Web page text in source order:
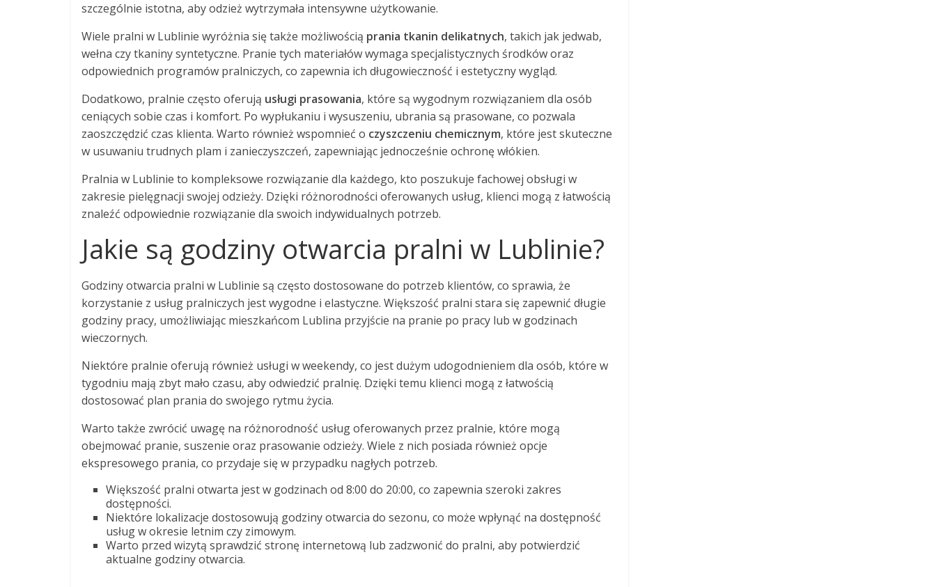
szczególnie istotna, aby odzież wytrzymała intensywne użytkowanie.
Wiele pralni w Lublinie wyróżnia się także możliwością prania tkanin delikatnych, takich jak jedwab,
wełna czy tkaniny syntetyczne. Pranie tych materiałów wymaga specjalistycznych środków oraz
odpowiednich programów pralniczych, co zapewnia ich długowieczność i estetyczny wygląd.
Dodatkowo, pralnie często oferują usługi prasowania, które są wygodnym rozwiązaniem dla osób
ceniących sobie czas i komfort. Po wypłukaniu i wysuszeniu, ubrania są prasowane, co pozwala
zaoszczędzić czas klienta. Warto również wspomnieć o czyszczeniu chemicznym, które jest skuteczne
w usuwaniu trudnych plam i zanieczyszczeń, zapewniając jednocześnie ochronę włókien.
Pralnia w Lublinie to kompleksowe rozwiązanie dla każdego, kto poszukuje fachowej obsługi w
zakresie pielęgnacji swojej odzieży. Dzięki różnorodności oferowanych usług, klienci mogą z łatwością
znaleźć odpowiednie rozwiązanie dla swoich indywidualnych potrzeb.
Jakie są godziny otwarcia pralni w Lublinie?
Godziny otwarcia pralni w Lublinie są często dostosowane do potrzeb klientów, co sprawia, że
korzystanie z usług pralniczych jest wygodne i elastyczne. Większość pralni stara się zapewnić długie
godziny pracy, umożliwiając mieszkańcom Lublina przyjście na pranie po pracy lub w godzinach
wieczornych.
Niektóre pralnie oferują również usługi w weekendy, co jest dużym udogodnieniem dla osób, które w
tygodniu mają zbyt mało czasu, aby odwiedzić pralnię. Dzięki temu klienci mogą z łatwością
dostosować plan prania do swojego rytmu życia.
Warto także zwrócić uwagę na różnorodność usług oferowanych przez pralnie, które mogą
obejmować pranie, suszenie oraz prasowanie odzieży. Wiele z nich posiada również opcje
ekspresowego prania, co przydaje się w przypadku nagłych potrzeb.
Większość pralni otwarta jest w godzinach od 8:00 do 20:00, co zapewnia szeroki zakres
dostępności.
Niektóre lokalizacje dostosowują godziny otwarcia do sezonu, co może wpłynąć na dostępność
usług w okresie letnim czy zimowym.
Warto przed wizytą sprawdzić stronę internetową lub zadzwonić do pralni, aby potwierdzić
aktualne godziny otwarcia.